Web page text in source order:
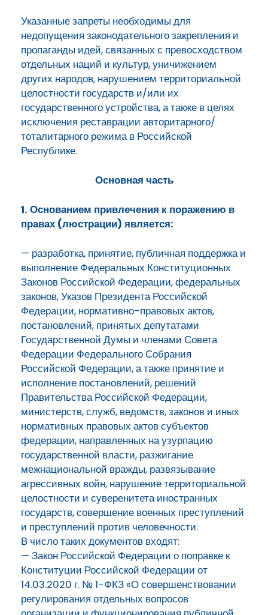
Указанные запреты необходимы для
недопущения законодательного закрепления и
пропаганды идей, связанных с превосходством
отдельных наций и культур, уничижением
других народов, нарушением территориальной
целостности государств и/или их
государственного устройства, а также в целях
исключения реставрации авторитарного/
тоталитарного режима в Российской
Республике.
Основная часть
1. Основанием привлечения к поражению в
правах (люстрации) является:
— разработка, принятие, публичная поддержка и
выполнение Федеральных Конституционных
Законов Российской Федерации, федеральных
законов, Указов Президента Российской
Федерации, нормативно-правовых актов,
постановлений, принятых депутатами
Государственной Думы и членами Совета
Федерации Федерального Собрания
Российской Федерации, а также принятие и
исполнение постановлений, решений
Правительства Российской Федерации,
министерств, служб, ведомств, законов и иных
нормативных правовых актов субъектов
федерации, направленных на узурпацию
государственной власти, разжигание
межнациональной вражды, развязывание
агрессивных войн, нарушение территориальной
целостности и суверенитета иностранных
государств, совершение военных преступлений
и преступлений против человечности.
В число таких документов входят:
— Закон Российской Федерации о поправке к
Конституции Российской Федерации от
14.03.2020 г. № 1-ФКЗ «О совершенствовании
регулирования отдельных вопросов